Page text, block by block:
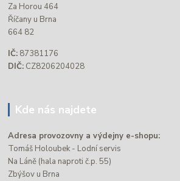
Za Horou 464
Říčany u Brna
664 82
IČ: 87381176
DIČ: CZ8206204028
Kde nás najdete
Adresa provozovny a výdejny e-shopu:
Tomáš Holoubek - Lodní servis
Na Láně (hala naproti č.p. 55)
Zbýšov u Brna